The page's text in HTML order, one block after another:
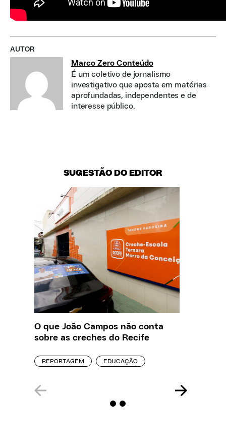
AUTOR
Marco Zero Conteúdo
É um coletivo de jornalismo
investigativo que aposta em matérias
aprofundadas, independentes e de
interesse público.
SUGESTÃO DO EDITOR
O que João Campos não conta
sobre as creches do Recife
REPORTAGEM EDUCAÇÃO